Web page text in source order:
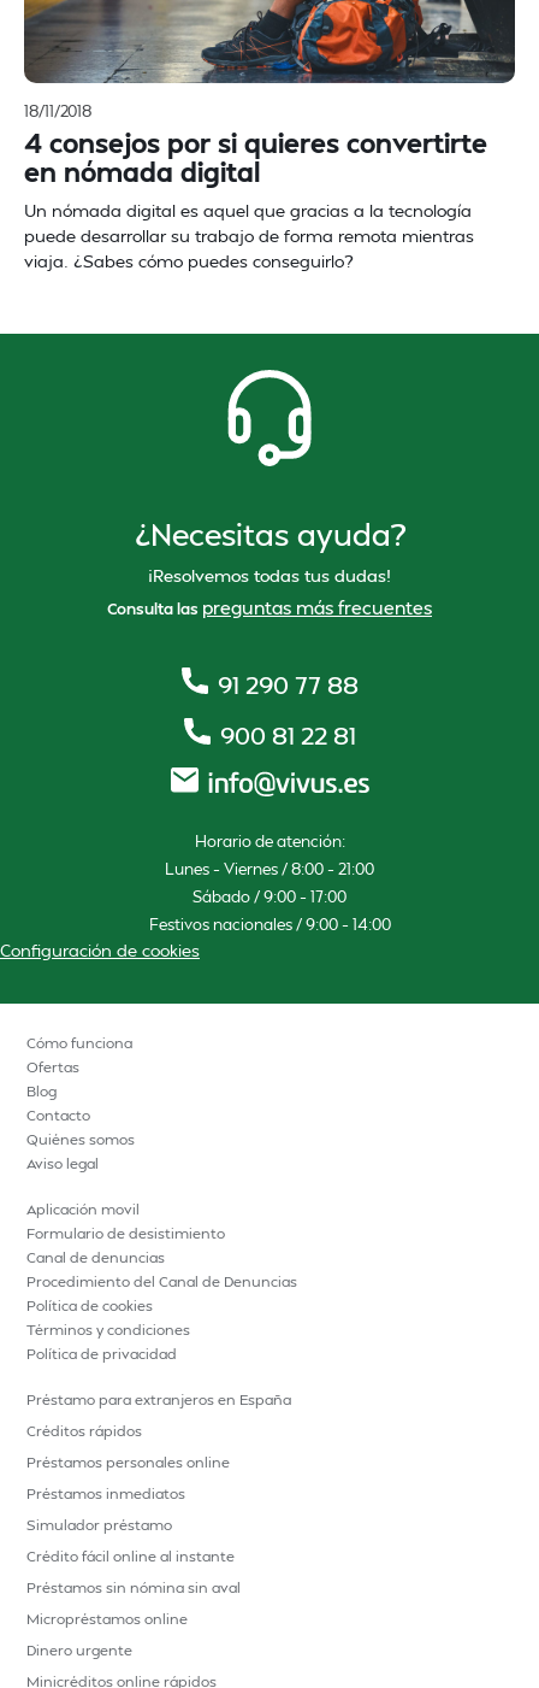
18/11/2018
4 consejos por si quieres convertirte
en nómada digital
Un nómada digital es aquel que gracias a la tecnología
puede desarrollar su trabajo de forma remota mientras
viaja. ¿Sabes cómo puedes conseguirlo?
¿Necesitas ayuda?
¡Resolvemos todas tus dudas!
Consulta las preguntas más frecuentes
91 290 77 88
900 81 22 81
Horario de atención:
Lunes – Viernes / 8:00 – 21:00
Sábado / 9:00 – 17:00
Festivos nacionales / 9:00 – 14:00
Configuración de cookies
Cómo funciona
Ofertas
Blog
Contacto
Quiénes somos
Aviso legal
Aplicación movil
Formulario de desistimiento
Canal de denuncias
Procedimiento del Canal de Denuncias
Política de cookies
Términos y condiciones
Política de privacidad
Préstamo para extranjeros en España
Créditos rápidos
Préstamos personales online
Préstamos inmediatos
Simulador préstamo
Crédito fácil online al instante
Préstamos sin nómina sin aval
Micropréstamos online
Dinero urgente
Minicréditos online rápidos